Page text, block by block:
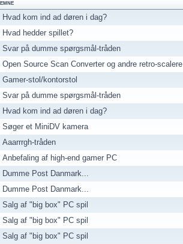
EMNE
Hvad kom ind ad døren i dag?
Hvad hedder spillet?
Svar på dumme spørgsmål-tråden
Open Source Scan Converter og andre retro-scalere
Gamer-stol/kontorstol
Svar på dumme spørgsmål-tråden
Hvad kom ind ad døren i dag?
Søger et MiniDV kamera
Aaarrrgh-tråden
Anbefaling af high-end gamer PC
Dumme Post Danmark...
Dumme Post Danmark...
Salg af "big box" PC spil
Salg af "big box" PC spil
Salg af "big box" PC spil